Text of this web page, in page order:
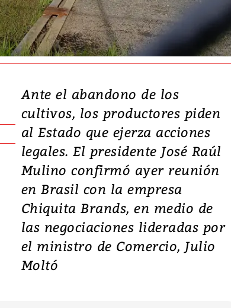
Ante el abandono de los
cultivos, los productores piden
al Estado que ejerza acciones
legales. El presidente José Raúl
Mulino confirmó ayer reunión
en Brasil con la empresa
Chiquita Brands, en medio de
las negociaciones lideradas por
el ministro de Comercio, Julio
Moltó
Un fuerte terremoto de magnitud
7,1 se registró este martes 28 de
julio en la prefectura de Kumamoto,
al sur de Japón, provocando una
emergencia de gran...